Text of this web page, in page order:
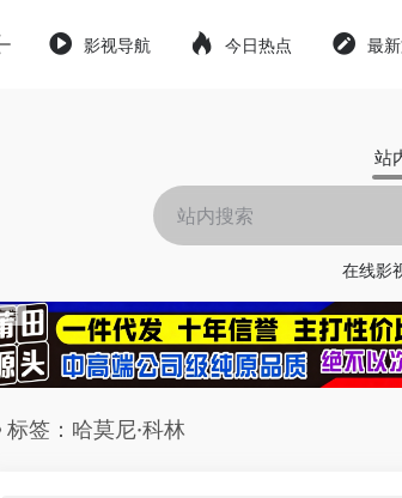
影视导航 今日热点 最
站
在线影
标签：哈莫尼·科林